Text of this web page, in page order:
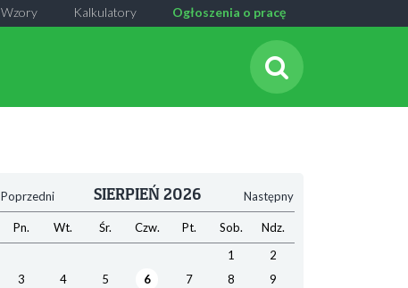
Ogłoszenia o pracę
Kalkulatory
Wzory
Poprzedni Następny
SIERPIEŃ 2026
Pn. Wt. Śr. Czw. Pt. Sob.
Ndz.
1
2
3
4 5 6 7 8
9